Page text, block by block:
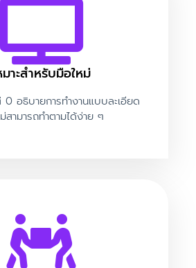
Casino Sitelerinin Adresleri
ผู้แสดงความเห็นเวิร์ดเพรส
Default Kit
มาะสำหรับมือใหม่
อธิบายการทำงานแบบละเอียด
สามารถทำตามได้ง่าย ๆ